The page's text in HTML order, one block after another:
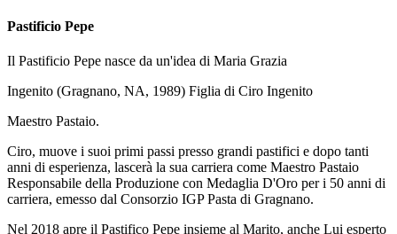
Pastificio Pepe
Il Pastificio Pepe nasce da un'idea di Maria Grazia
Ingenito (Gragnano, NA, 1989) Figlia di Ciro Ingenito
Maestro Pastaio.
Ciro, muove i suoi primi passi presso grandi pastifici e dopo tanti
anni di esperienza, lascerà la sua carriera come Maestro Pastaio
Responsabile della Produzione con Medaglia D'Oro per i 50 anni di
carriera, emesso dal Consorzio IGP Pasta di Gragnano.
Nel 2018 apre il Pastifico Pepe insieme al Marito, anche Lui esperto